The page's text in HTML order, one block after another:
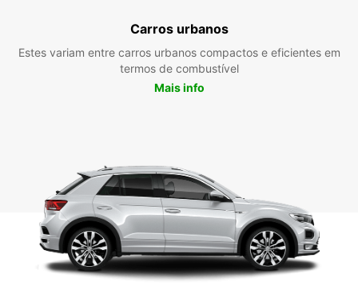
Carros urbanos
Estes variam entre carros urbanos compactos e eficientes em
termos de combustível
Mais info